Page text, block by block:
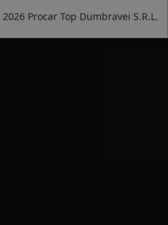
Procar Top Dumbravei S.R.L.